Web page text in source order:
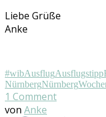
Liebe Grüße
Anke
#wibAusflugAusflugstipp
NürnbergNürnberg
1 Comment
von Anke